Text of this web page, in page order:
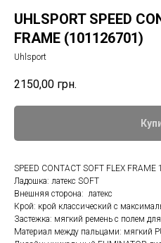
UHLSPORT SPEED
FRAME (101126701)
Uhlsport
2150,00 грн.
SPEED CONTACT SOFT FLEX FRAME
Ладошка: латекс SOFT
Внешняя сторона: латекс
Крой: крой классический с
Застежка: мягкий ремень с полем
Материал между пальцами: мягкий